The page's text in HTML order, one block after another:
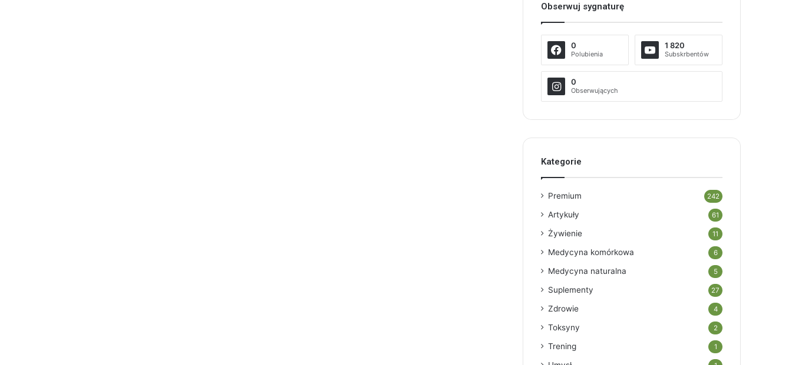
Obserwuj sygnaturę
0
Polubienia
1 820
Subskrbentów
0
Obserwujących
Kategorie
Premium 242
Artykuły 61
Żywienie 11
Medycyna komórkowa 6
Medycyna naturalna 5
Suplementy 27
Zdrowie 4
Toksyny 2
Trening 1